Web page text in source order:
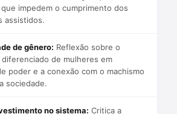
impedem o cumprimento dos
assistidos.
de gênero: Reflexão sobre o
de mulheres em
poder e a conexão com o machismo
sociedade.
no sistema: Critica a